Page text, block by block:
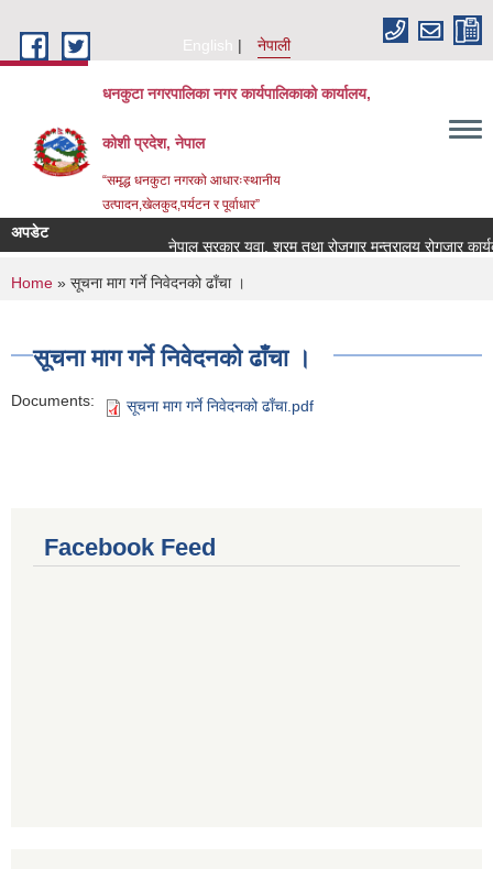
English
नेपाली
धनकुटा नगरपालिका नगर कार्यपालिकाको कार्यालय,
कोशी प्रदेश, नेपाल
“समृद्ध धनकुटा नगरको आधारःस्थानीय
उत्पादन,खेलकुद,पर्यटन र पूर्वाधार”
अपडेट
नेपाल सरकार युवा, श्रम तथा रोजगार मन्त्रालय रोगजार
You are here
Home » सूचना माग गर्ने निवेदनको ढाँचा ।
सूचना माग गर्ने निवेदनको ढाँचा ।
Documents: सूचना माग गर्ने निवेदनको ढाँचा.pdf
Facebook Feed